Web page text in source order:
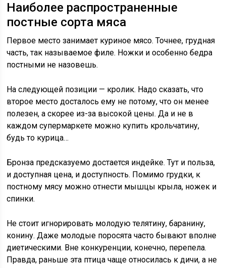
Наиболее распространенные
постные сорта мяса
Первое место занимает куриное мясо. Точнее, грудная
часть, так называемое филе. Ножки и особенно бедра
постными не назовешь.
На следующей позиции — кролик. Надо сказать, что
второе место досталось ему не потому, что он менее
полезен, а скорее из-за высокой цены. Да и не в
каждом супермаркете можно купить крольчатину,
будь то курица…
Бронза предсказуемо достается индейке. Тут и польза,
и доступная цена, и доступность. Помимо грудки, к
постному мясу можно отнести мышцы крыла, ножек и
спинки.
Не стоит игнорировать молодую телятину, баранину,
конину. Даже молодые поросята часто бывают вполне
диетическими. Вне конкуренции, конечно, перепела.
Правда, раньше эта птица чаще относилась к дичи, а не